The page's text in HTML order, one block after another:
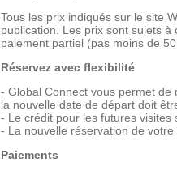
Tous les prix indiqués sur le site
publication. Les prix sont sujets
paiement partiel (pas moins de 50
Réservez avec flexibilité
- Global Connect vous permet
la nouvelle date de départ doit
- Le crédit pour les futures visites
- La nouvelle réservation de
Paiements